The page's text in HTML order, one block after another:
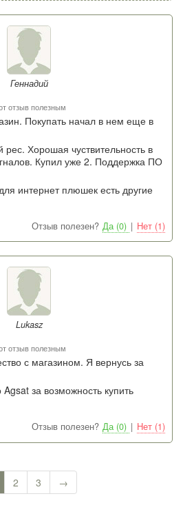
Геннадий
отзыв полезным
Покупать начал в нем еще в
Хорошая чуствительность в
Купил уже 2. Поддержка ПО
интернет плюшек есть другие
Отзыв полезен? Да (0) | Нет (1)
Lukasz
отзыв полезным
с магазином. Я вернусь за
за возможность купить
Отзыв полезен? Да (0) | Нет (1)
2 3 →